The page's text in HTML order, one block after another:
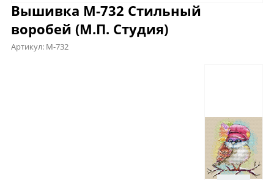
Вышивка М-732 Стильный
воробей (М.П. Студия)
Артикул: М-732